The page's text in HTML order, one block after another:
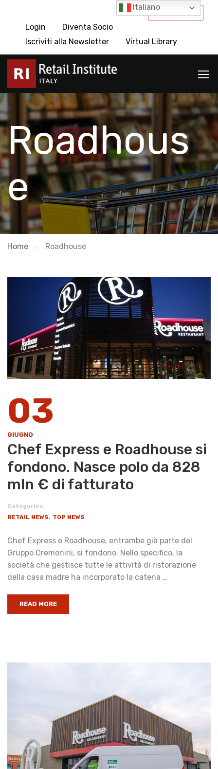
International
Login
Diventa Socio
Iscriviti alla Newsletter
Virtual Library
Roadhous
e
Home Roadhouse
03
GIUGNO
Chef Express e Roadhouse si
fondono. Nasce polo da 828
mln € di fatturato
Categories
RETAIL NEWS, TOP NEWS
Chef Express e Roadhouse, entrambe già parte del
Gruppo Cremonini, si fondono. Nello specifico, la
società che gestisce tutte le attività di ristorazione
della casa madre ha incorporato la catena …
READ MORE
Italiano